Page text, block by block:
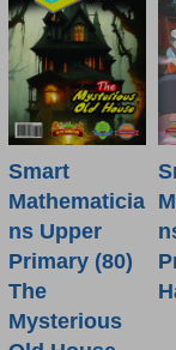
Smart
Mathematicia
ns Upper
Primary (80)
The
Mysterious